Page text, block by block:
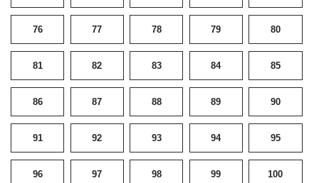
76 77 78 79 80
81 82 83 84 85
86 87 88 89 90
91 92 93 94 95
96 97 98 99 100